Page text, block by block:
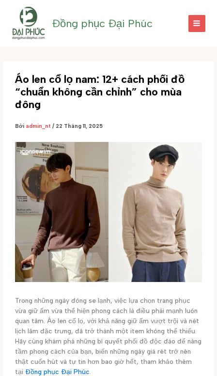
dung
Đồng phục Đại Phúc
Áo len cổ lọ nam: 12+ cách phối đồ
“chuẩn không cần chỉnh” cho mùa
đông
Bởi admin_nt/ 22 Tháng 11, 2025
Trong những ngày đông se lạnh, việc lựa chọn trang phục
vừa giữ ấm vừa thể hiện phong cách là điều phái mạnh luôn
quan tâm. Áo len cổ lọ, với khả năng giữ ấm vượt trội và nét
lịch lãm đặc trưng, đã trở thành một item không thể thiếu.
Hãy cùng khám phá những bí quyết phối đồ độc đáo để nâng
tầm phong cách của bạn, biến những ngày giá rét trở nên
thật cuốn hút và tự tin hơn bao giờ hết, tham khảo thêm
tạiĐồng phục Đại Phúc